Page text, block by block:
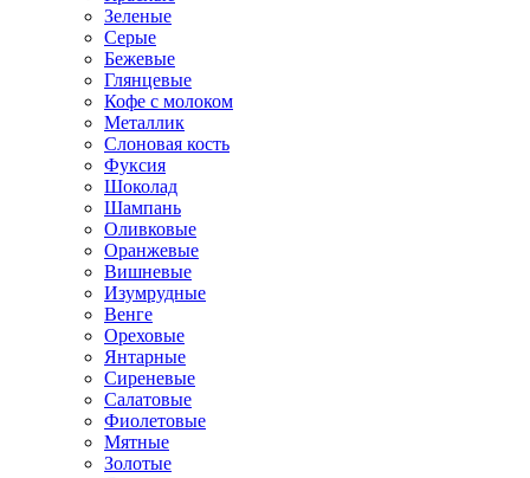
Зеленые
Серые
Бежевые
Глянцевые
Кофе с молоком
Металлик
Слоновая кость
Фуксия
Шоколад
Шампань
Оливковые
Оранжевые
Вишневые
Изумрудные
Венге
Ореховые
Янтарные
Сиреневые
Салатовые
Фиолетовые
Мятные
Золотые